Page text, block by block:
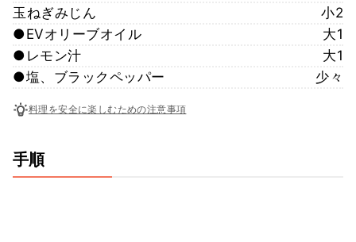
玉ねぎみじん
小2
●EVオリーブオイル
大1
●レモン汁
大1
●塩、ブラックペッパー
少々
料理を安全に楽しむための注意事項
手順